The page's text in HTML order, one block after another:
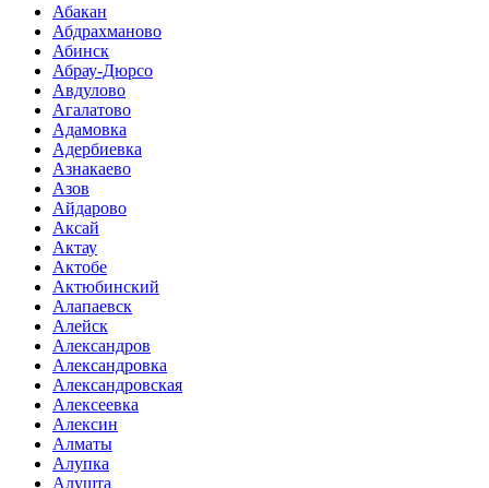
Абакан
Абдрахманово
Абинск
Абрау-Дюрсо
Авдулово
Агалатово
Адамовка
Адербиевка
Азнакаево
Азов
Айдарово
Аксай
Актау
Актобе
Актюбинский
Алапаевск
Алейск
Александров
Александровка
Александровская
Алексеевка
Алексин
Алматы
Алупка
Алушта